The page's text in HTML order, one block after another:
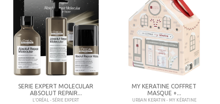
SERIE EXPERT MOLECULAR
ABSOLUT REPAIR...
L'ORÉAL - SÉRIE EXPERT
MY KERATINE COFFRET
MASQUE +...
URBAN KERATIN - MY KÉRATINE